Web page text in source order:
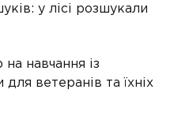
у лісі розшукали
навчання із
ветеранів та їхніх